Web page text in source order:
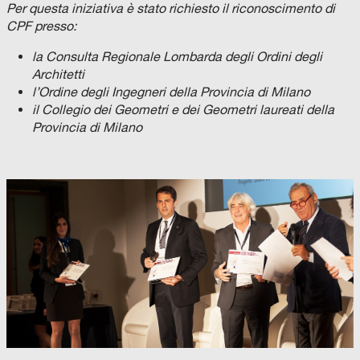
Per questa iniziativa è stato richiesto il riconoscimento di
CPF presso:
la Consulta Regionale Lombarda degli Ordini degli
Architetti
l’Ordine degli Ingegneri della Provincia di Milano
il Collegio dei Geometri e dei Geometri laureati della
Provincia di Milano